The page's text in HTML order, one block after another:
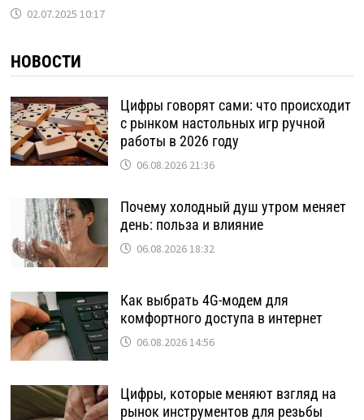
02.07.2025 10:17
НОВОСТИ
Цифры говорят сами: что происходит
с рынком настольных игр ручной
работы в 2026 году
06.08.2026 21:36
Почему холодный душ утром меняет
день: польза и влияние
06.08.2026 18:32
Как выбрать 4G-модем для
комфортного доступа в интернет
06.08.2026 14:56
Цифры, которые меняют взгляд на
рынок инструментов для резьбы